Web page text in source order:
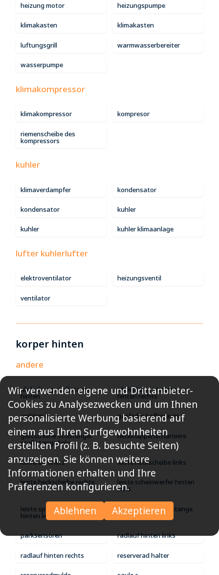
heizung motor heizungspumpe
klimakasten klimakasten
luftungsgrill warmwasserbereiter
wasserpumpe
klimakompressor
klimakompressor kompresor
riemenscheibe des
kompressors
kuhler
klimaverdampfer kondensator
kondensator kuhler
kuhler kuhler klimaanlage
lufter kuhlerlufter
elektroventilator heizungsventil
ventilator
korper hinten
andere
abdeckung stoßstange
hinten
abdeckung stoßstange
hinten rechts
emblem h gasfeder kofferraum
gleitschiene stoßfanger
stoßstange links
heckklappenscharniere
kofferaumnetz leiste heckscheibe links
leiste heckscheibe rechts leiste scheinwerfer hinten
links
leiste spoiler stoßstange
hinten links
leiste spoiler stoßstange
hinten rechts
parksensoren radlauf hinten links
radlauf hinten rechts reserverad halter
Wir verwenden eigene und Drittanbieter-
Cookies zu Analysezwecken und um Ihnen
personalisierte Werbung basierend auf
einem aus Ihren Surfgewohnheiten
erstellten Profil (z. B. besuchte Seiten)
anzuzeigen. Sie können weitere
Informationen erhalten und Ihre
Präferenzen konfigurieren.
Ablehnen
Akzeptieren